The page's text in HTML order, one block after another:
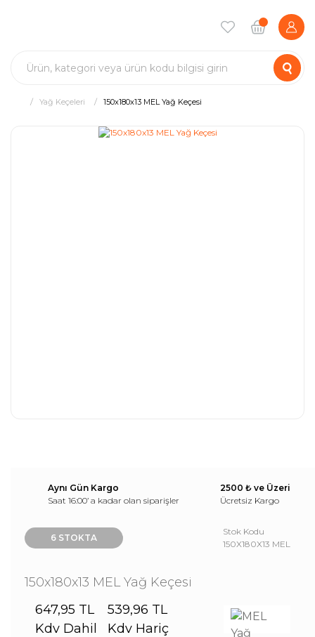
Yağ Keçeleri 150x180x13 MEL Yağ Keçesi
Aynı Gün Kargo
Saat 16:00’ a kadar olan siparişler
2500 ₺ ve Üzeri
Ücretsiz Kargo
6 STOKTA
Stok Kodu
150X180X13 MEL
150x180x13 MEL Yağ Keçesi
647,95 TL
Kdv Dahil
539,96 TL
Kdv Hariç